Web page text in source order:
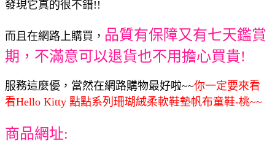
發現它真的很不錯!!
而且在網路上購買， 品質有保障又有七天鑑賞
期，不滿意可以退貨也不用擔心買貴!
服務這麼優，當然在網路購物最好啦~~你一定要來看
看Hello Kitty 點點系列珊瑚絨柔軟鞋墊帆布童鞋-桃~~
商品網址: